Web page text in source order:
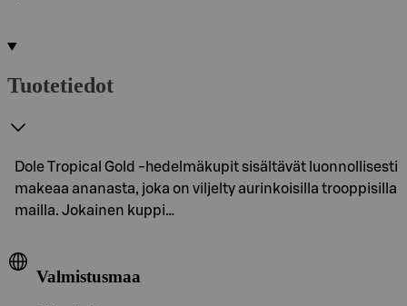
Tuotetiedot
Dole Tropical Gold -hedelmäkupit sisältävät luonnollisesti
makeaa ananasta, joka on viljelty aurinkoisilla trooppisilla
mailla. Jokainen kuppi…
Valmistusmaa